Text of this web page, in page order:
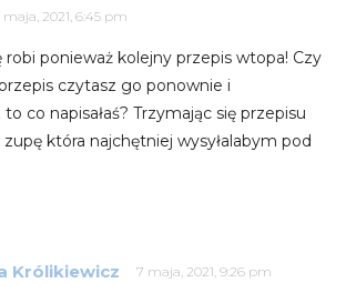
maja, 2021, 6:45 pm
robi ponieważ kolejny przepis wtopa! Czy
czytasz go ponownie i
co napisałaś? Trzymając się przepisu
która najchętniej wysyłalabym pod
Królikiewicz 7 maja, 2021, 9:26 pm